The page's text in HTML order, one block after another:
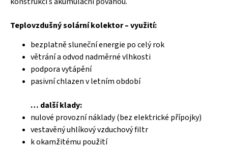
Teplovzdušný solární kolektor – využití:
bezplatně sluneční energie po celý rok
větrání a odvod nadměrné vlhkosti
podpora vytápění
pasivní chlazen v letním období
… další klady:
nulové provozní náklady (bez elektrické přípojky)
vestavěný uhlíkový vzduchový filtr
k okamžitému použití